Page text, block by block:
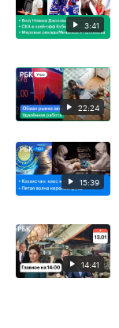
3:41
22:24
15:39
14:41